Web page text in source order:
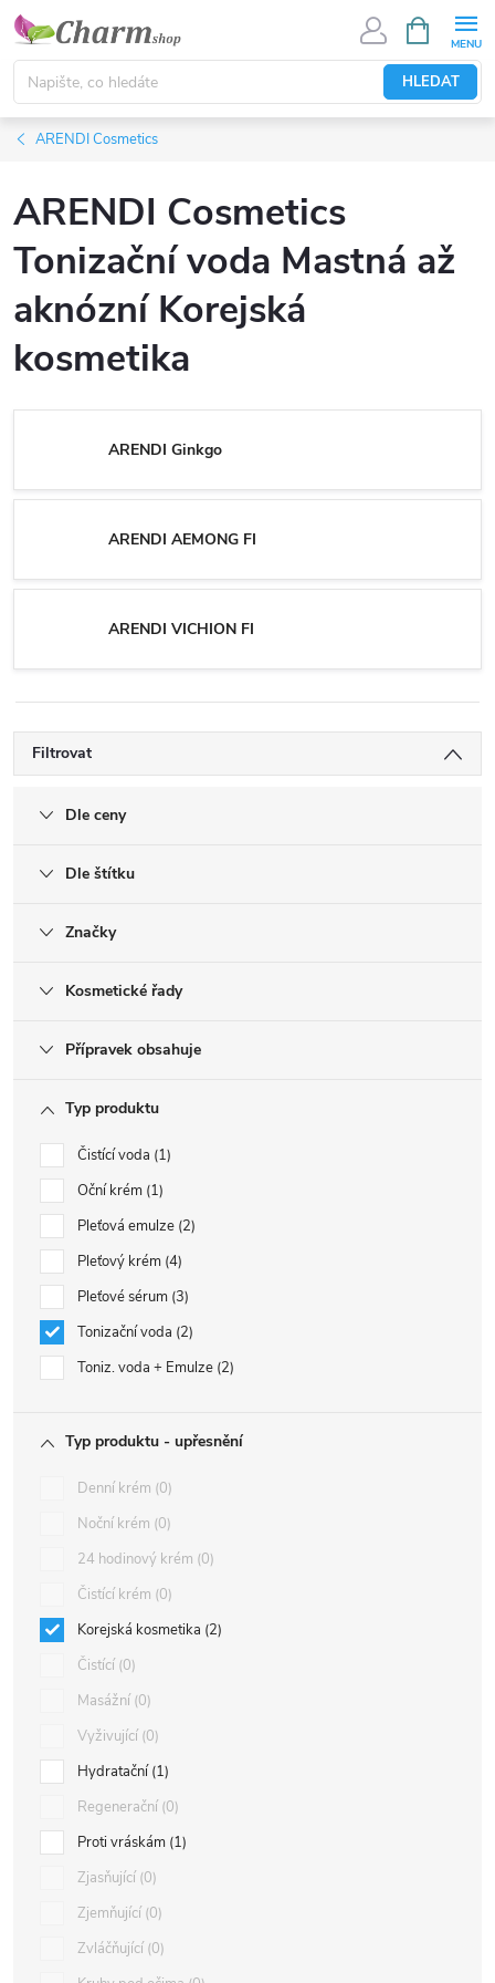
Přejít
obsah
HLEDAT
NÁKUPNÍ
KOŠÍK
ARENDI Cosmetics
ARENDI Cosmetics
Tonizační voda Mastná až
aknózní Korejská
kosmetika
ARENDI Ginkgo
ARENDI AEMONG FI
ARENDI VICHION FI
Filtrovat
Dle ceny
Dle štítku
Značky
Kosmetické řady
Přípravek obsahuje
Typ produktu
Čistící voda 1
Oční krém 1
Pleťová emulze 2
Pleťový krém 4
Pleťové sérum 3
Tonizační voda 2
Toniz. voda + Emulze 2
Typ produktu - upřesnění
Denní krém 0
Noční krém 0
24 hodinový krém 0
Čistící krém 0
Korejská kosmetika 2
Čistící 0
Masážní 0
Vyživující 0
Hydratační 1
Regenerační 0
Proti vráskám 1
Zjasňující 0
Zjemňující 0
Zvláčňující 0